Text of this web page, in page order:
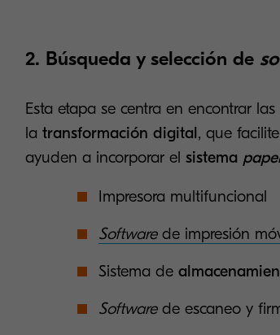
2. Búsqueda y selección de
Esta etapa se centra en encontrar
la transformación digital, que
ayuden a incorporar el sistema
Impresora multifuncional
Software de impresión
Sistema de
Softwarede escaneo y